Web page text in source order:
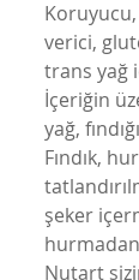
verici,
trans yağ
İçeriğin
yağ,
Fındık,
şeker
hurmadan
Nutart